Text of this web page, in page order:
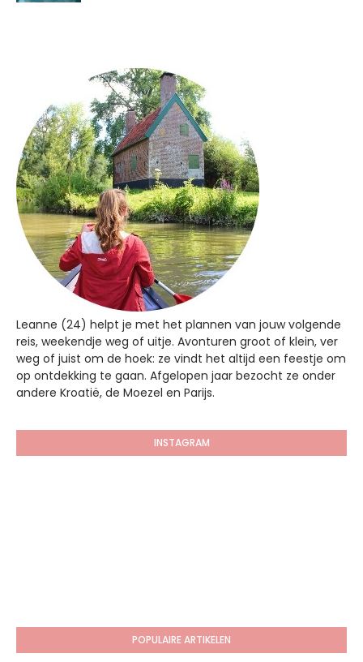
Leanne (24) helpt je met het plannen van jouw volgende
reis, weekendje weg of uitje. Avonturen groot of klein, ver
weg of juist om de hoek: ze vindt het altijd een feestje om
op ontdekking te gaan. Afgelopen jaar bezocht ze onder
andere Kroatië, de Moezel en Parijs.
INSTAGRAM
POPULAIRE ARTIKELEN